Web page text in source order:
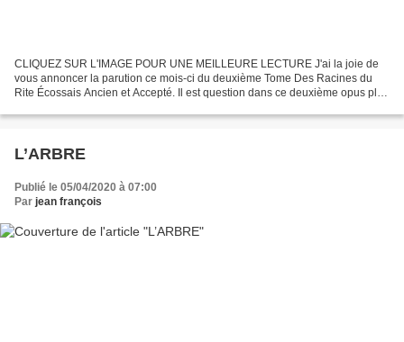
CLIQUEZ SUR L'IMAGE POUR UNE MEILLEURE LECTURE J'ai la joie de
vous annoncer la parution ce mois-ci du deuxième Tome Des Racines du
Rite Écossais Ancien et Accepté. Il est question dans ce deuxième opus plus
L’ARBRE
Publié le 05/04/2020 à 07:00
Par jean françois